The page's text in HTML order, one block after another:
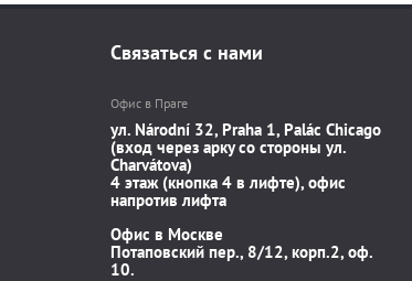
Связаться с нами
Офис в Праге
ул. Národní 32, Praha 1, Palác Chicago
(вход через арку со стороны ул.
Charvátova)
4 этаж (кнопка 4 в лифте), офис
напротив лифта
Офис в Москве
Потаповский пер., 8/12, корп.2, оф.
10.